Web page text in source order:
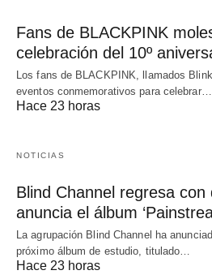
Fans de BLACKPINK
celebración del 10º
Los fans de BLACKPINK, llamados
eventos conmemorativos para celebrar…
Hace 23 horas
NOTICIAS
Blind Channel regresa con
anuncia el álbum
La agrupación Blind Channel ha
próximo álbum de estudio, titulado…
Hace 23 horas